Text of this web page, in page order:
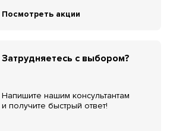
Посмотреть акции
Затрудняетесь с выбором?
Напишите нашим консультантам
и получите быстрый ответ!